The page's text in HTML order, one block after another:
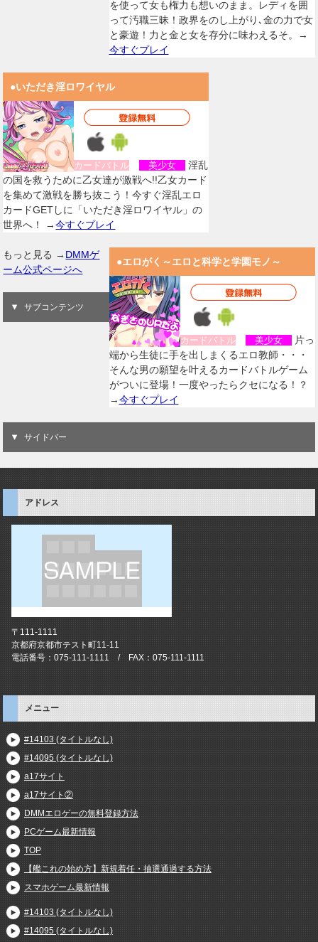
を使って女も権力も想いのまま。レディを囲
って汚職三昧！政界をのし上がり､金の力で女
と豪遊！力と金と女を存分に味わえるそ。→
今すぐプレイ
●いただき淫ロワイヤル
カードバトル 美少女
淫乱
の国を救うために乙女達が激戦へ!!乙女カード
を集めて激戦を勝ち抜こう！今すぐ淫乱エロ
カードGETしに「いただき淫ロワイヤル」の
世界へ！ →今すぐプレイ
●エロがく～エロと科学と学園モノ～
カードバトル 美少女
片っ
端から生徒に手を出しまくるエロ教師・・・
そんな男の願望を叶えるカードバトルゲーム
がついに登場！一度やったらクセになる！？
→今すぐプレイ
もっと見る → DMMゲ
ーム公式ページへ
サブコンテンツ
サイドバー
アドレス
〒111-1111
京都府京都市テスト町11-11
電話番号：075-111-1111 / FAX：075-111-1111
メニュー
#14103 (タイトルなし)
#14095 (タイトルなし)
a17サイト
a17サイト②
DMMエロゲーの無料登録方法
PCゲーム最新情報
TOP
【艦これの始め方】新規着任・抽選通過する方法
スマホゲーム最新情報
#14103 (タイトルなし)
#14095 (タイトルなし)